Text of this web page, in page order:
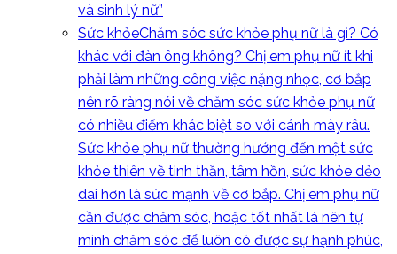
và sinh lý nữ”
Sức khỏeChăm sóc sức khỏe phụ nữ là gì? Có
khác với đàn ông không? Chị em phụ nữ ít khi
phải làm những công việc nặng nhọc, cơ bắp
nên rõ ràng nói về chăm sóc sức khỏe phụ nữ
có nhiều điểm khác biệt so với cánh mày râu.
Sức khỏe phụ nữ thường hướng đến một sức
khỏe thiên về tinh thần, tâm hồn, sức khỏe dẻo
dai hơn là sức mạnh về cơ bắp. Chị em phụ nữ
cần được chăm sóc, hoặc tốt nhất là nên tự
mình chăm sóc để luôn có được sự hạnh phúc,